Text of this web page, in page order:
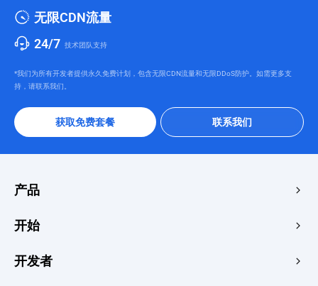
无限CDN流量
24/7 技术团队支持
*我们为所有开发者提供永久免费计划，包含无限CDN流量和无限DDoS防护。如需更多支
持，请联系我们。
获取免费套餐 联系我们
产品
边缘加速与安全
边缘函数
开始
价格中心
开发者